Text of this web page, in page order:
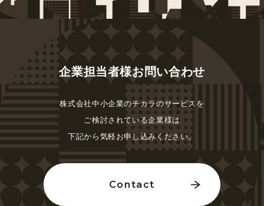
企業担当者様お問い合わせ
株式会社中小企業のチカラのサービスを
ご検討されている企業様は
下記から気軽お申し込みください。
Contact